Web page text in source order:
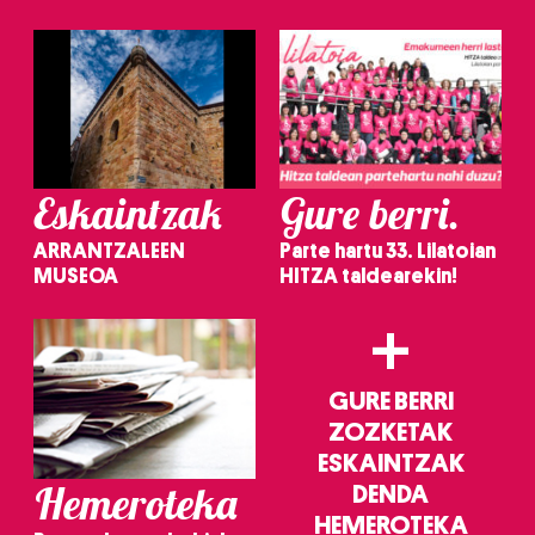
Eskaintzak
ARRANTZALEEN
MUSEOA
Gure berri.
Parte hartu 33. Lilatoian
HITZA taldearekin!
Hemeroteka
+
GURE BERRI
ZOZKETAK
ESKAINTZAK
DENDA
HEMEROTEKA